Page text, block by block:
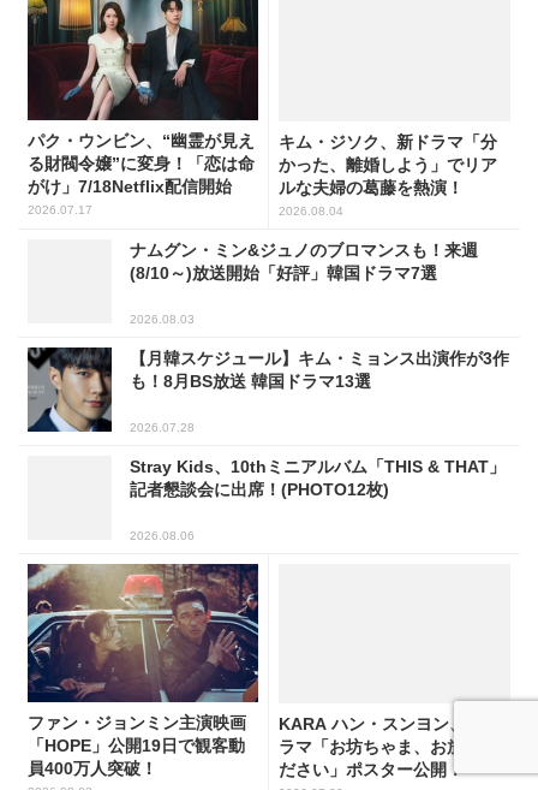
パク・ウンビン、“幽霊が見え
る財閥令嬢”に変身！「恋は命
がけ」7/18Netflix配信開始
2026.07.17
キム・ジソク、新ドラマ「分
かった、離婚しよう」でリア
ルな夫婦の葛藤を熱演！
2026.08.04
ナムグン・ミン&ジュノのブロマンスも！来週
(8/10～)放送開始「好評」韓国ドラマ7選
2026.08.03
【月韓スケジュール】キム・ミョンス出演作が3作
も！8月BS放送 韓国ドラマ13選
2026.07.28
Stray Kids、10thミニアルバム「THIS & THAT」
記者懇談会に出席！(PHOTO12枚)
2026.08.06
ファン・ジョンミン主演映画
「HOPE」公開19日で観客動
員400万人突破！
KARA ハン・スンヨン、新ド
ラマ「お坊ちゃま、お放しく
ださい」ポスター公開！